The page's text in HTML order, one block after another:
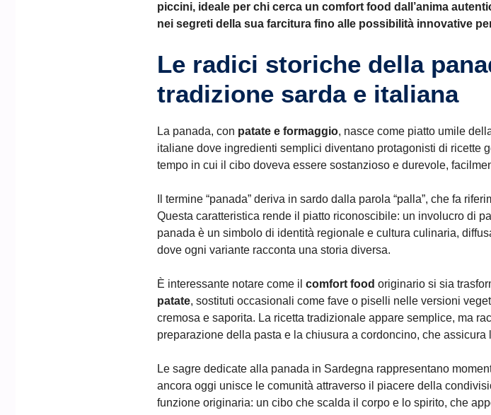
piccini, ideale per chi cerca un comfort food dall’anima
nei segreti della sua farcitura fino alle possibilità innovative
Le radici storiche della
tradizione sarda e italiana
La panada, con patate e formaggio, nasce come piatto umile
italiane dove ingredienti semplici diventano protagonisti di ricette
tempo in cui il cibo doveva essere sostanzioso e durevole,
Il termine “panada” deriva in sardo dalla parola “palla”, che fa
Questa caratteristica rende il piatto riconoscibile: un involucro di
panada è un simbolo di identità regionale e cultura culinaria,
dove ogni variante racconta una storia diversa.
È interessante notare come il comfort food originario si sia
patate, sostituti occasionali come fave o piselli nelle versioni
cremosa e saporita. La ricetta tradizionale appare semplice, ma
preparazione della pasta e la chiusura a cordoncino, che assicura
Le sagre dedicate alla panada in Sardegna rappresentano
ancora oggi unisce le comunità attraverso il piacere della
funzione originaria: un cibo che scalda il corpo e lo spirito, che